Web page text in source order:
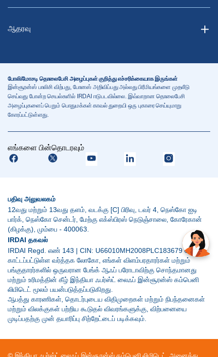
ஆதரவு
போலி/மோசடி தொலைபேசி அழைப்புகள் குறித்து எச்சரிக்கையாக இருங்கள்
இன்சூரன்ஸ் பாலிசி விற்பது, போனஸ் அறிவிப்பது அல்லது பிரீமியங்களை முதலீடு
செய்வது போன்ற செயல்களில் IRDAI ஈடுபடவில்லை. இவ்வாறான தொலைபேசி
அழைப்புகளைப் பெறும் பொதுமக்கள் காவல் துறையி ஒரு புகாரை செய்யுமாறு
கோரப்பட்டுள்ளது.
எங்களை பின்தொடரவும்
பதிவு அலுவலகம்
12வது மற்றும் 13வது தளம், வடக்கு [C] பிரிவு, டவர் 4, நெஸ்கோ ஐடி
பார்க், நெஸ்கோ சென்டர், மேற்கு எக்ஸ்பிரஸ் நெடுஞ்சாலை, கோரேகான்
(கிழக்கு), மும்பை - 400063.
IRDAI தகவல்
IRDAI Regd. எண் 143 | CIN: U66010MH2008PLC183679 மேலே
காட்டப்பட்டுள்ள வர்த்தக லோகோ, எங்கள் விளம்பரதாரர்கள் மற்றும்
பங்குதாரர்களில் ஒருவரான பேங்க் ஆஃப் பரோடாவிற்கு சொந்தமானது
மற்றும் உரிமத்தின் கீழ் இந்தியா ஃபர்ஸ்ட் லைஃப் இன்சூரன்ஸ் கம்பெனி
லிமிடெட் மூலம் பயன்படுத்தப்படுகிறது.
ஆபத்து காரணிகள், தொடர்புடைய விதிமுறைகள் மற்றும் நிபந்தனைகள்
மற்றும் விலக்குகள் பற்றிய கூடுதல் விவரங்களுக்கு, விற்பனையை
முடிப்பதற்கு முன் தயாரிப்பு சிற்றேட்டைப் படிக்கவும்.